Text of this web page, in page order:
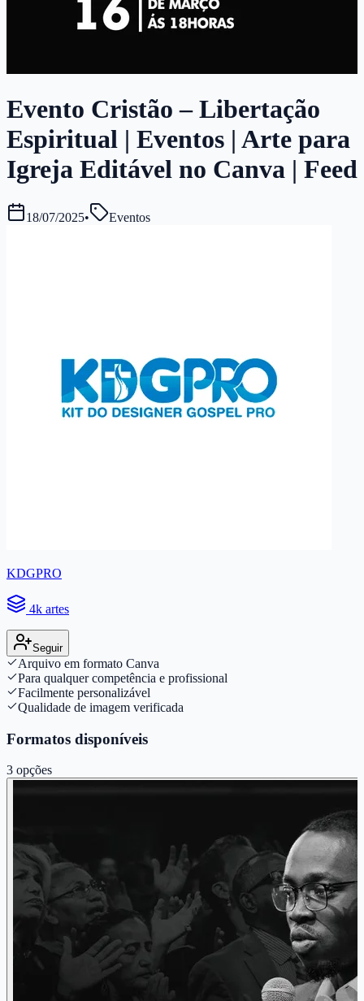
Evento Cristão – Libertação
Espiritual | Eventos | Arte para
Igreja Editável no Canva | Feed
18/07/2025• Eventos
KDGPRO
4k artes
Seguir
Arquivo em formato Canva
Para qualquer competência e profissional
Facilmente personalizável
Qualidade de imagem verificada
Formatos disponíveis
3 opções